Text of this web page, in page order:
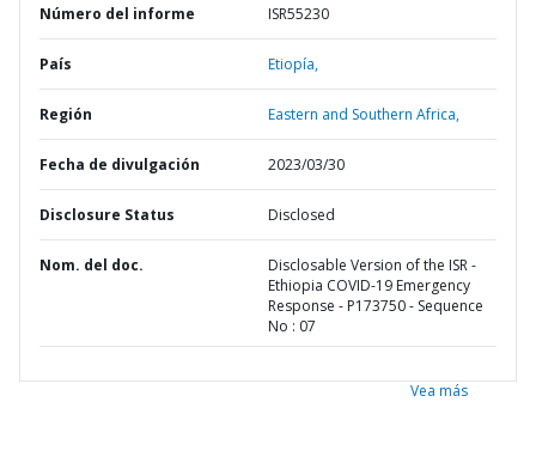
Número del informe ISR55230
País Etiopía,
Región Eastern and Southern Africa,
Fecha de divulgación 2023/03/30
Disclosure Status Disclosed
Nom. del doc.
Disclosable Version of the ISR -
Ethiopia COVID-19 Emergency
Response - P173750 - Sequence
No : 07
Vea más